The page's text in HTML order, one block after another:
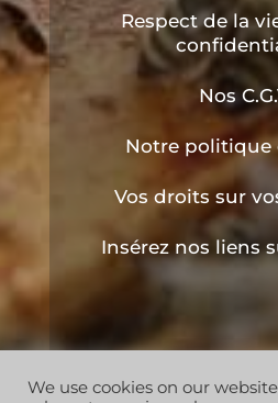
Respect de la
Nos
Notre politique
Vos droits sur
Insérez nos liens
Copyright © 2019 les
We use cookies on our